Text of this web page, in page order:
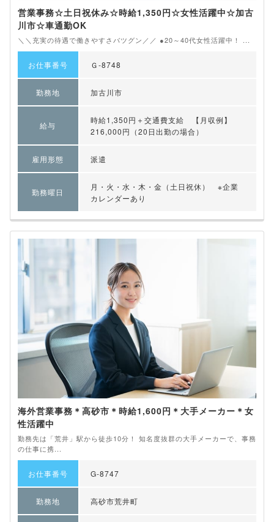
営業事務☆土日祝休み☆時給1,350円☆女性活躍中☆加古
川市☆車通勤OK
＼＼充実の待遇で働きやすさバツグン／／ ●20～40代女性活躍中！ ...
お仕事番号 Ｇ-8748
勤務地 加古川市
給与
時給1,350円＋交通費支給 【月収例】
216,000円（20日出勤の場合）
雇用形態 派遣
勤務曜日
月・火・水・木・金（土日祝休） ※企業
カレンダーあり
海外営業事務＊高砂市＊時給1,600円＊大手メーカー＊女
性活躍中
勤務先は「荒井」駅から徒歩10分！ 知名度抜群の大手メーカーで、事務
の仕事に携...
お仕事番号 G-8747
勤務地 高砂市荒井町